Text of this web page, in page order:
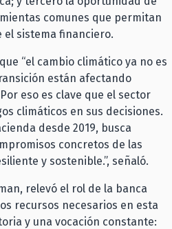
comunes que permitan
el sistema financiero.
“el cambio climático ya no es
están afectando
eso es clave que el sector
climáticos en sus decisiones.
desde 2019, busca
concretos de las
y sostenible.”, señaló.
relevó el rol de la banca
recursos necesarios en esta
y una vocación constante: